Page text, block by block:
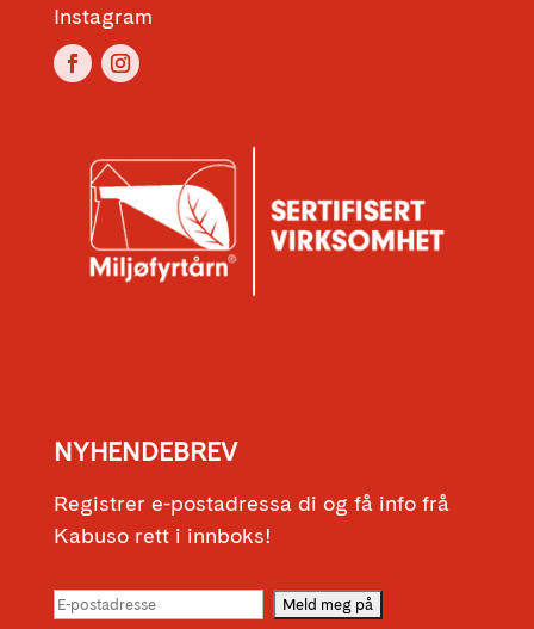
Instagram
NYHENDEBREV
Registrer e-postadressa di og få info frå
Kabuso rett i innboks!